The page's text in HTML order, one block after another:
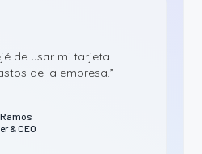
de usar mi tarjeta
de la empresa.”
& CEO